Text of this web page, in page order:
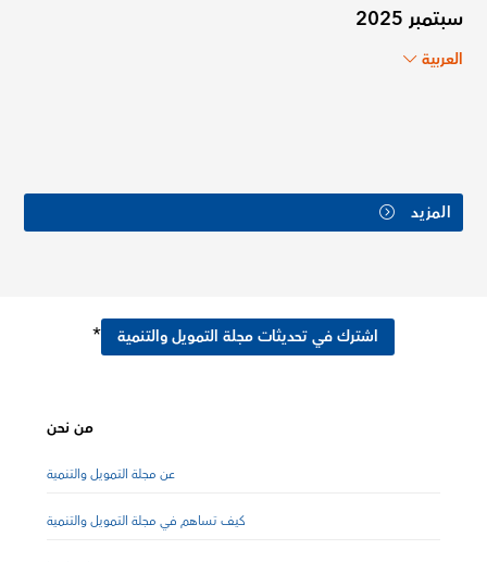
سبتمبر 2025
العربية
المزيد
اشترك في تحديثات مجلة التمويل والتنمية *
من نحن
عن مجلة التمويل والتنمية
كيف تساهم في مجلة التمويل والتنمية